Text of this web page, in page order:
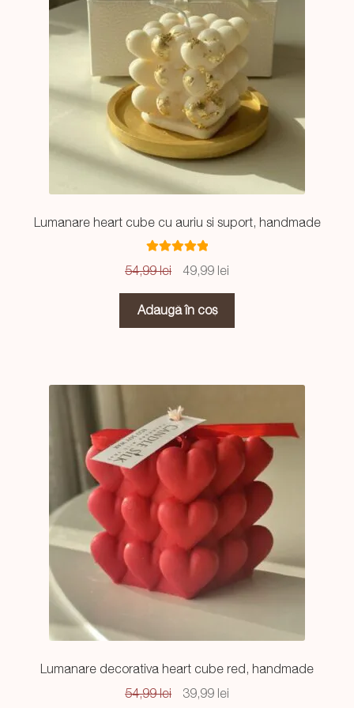
Lumanare heart cube cu auriu si suport, handmade
din 5
54,99lei
Prețul
a
fost:
49,99 leiPrețul
49,99 lei.
Adaugă în coș
Lumanare decorativa heart cube red, handmade
54,99lei
Prețul
39,99 leiPrețul